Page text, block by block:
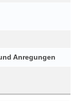
Anregungen